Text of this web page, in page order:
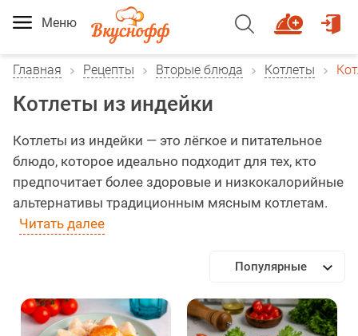
Меню
Главная Рецепты Вторые блюда Котлеты
Котлеты из индейки
Котлеты из индейки — это лёгкое и питательное
блюдо, которое идеально подходит для тех, кто
предпочитает более здоровые и низкокалорийные
альтернативы традиционным мясным котлетам.
Читать далее
Популярные